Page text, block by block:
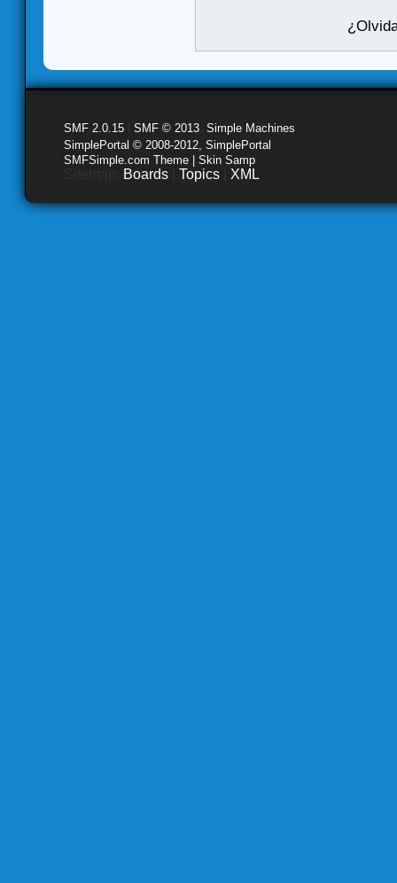
SMF 2.0.15 SMF © 2013 Simple Machines
SimplePortal © 2008-2012, SimplePortal
SMFSimple.com Theme | Skin Samp
Boards Topics XML